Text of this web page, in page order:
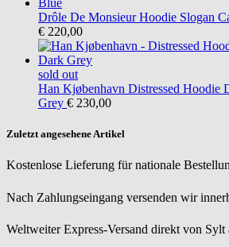
Drôle De Monsieur Hoodie Slogan
€ 220,00
sold out
Han Kjøbenhavn Distressed Hoodie
Grey € 230,00
Zuletzt angesehene Artikel
Kostenlose Lieferung für nationale
Nach Zahlungseingang versenden wir
Weltweiter Express-Versand direkt von Sylt